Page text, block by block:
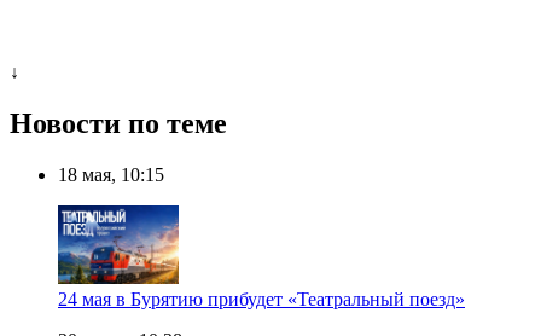
↓
Новости по теме
18 мая, 10:15
24 мая в Бурятию прибудет «Театральный поезд»